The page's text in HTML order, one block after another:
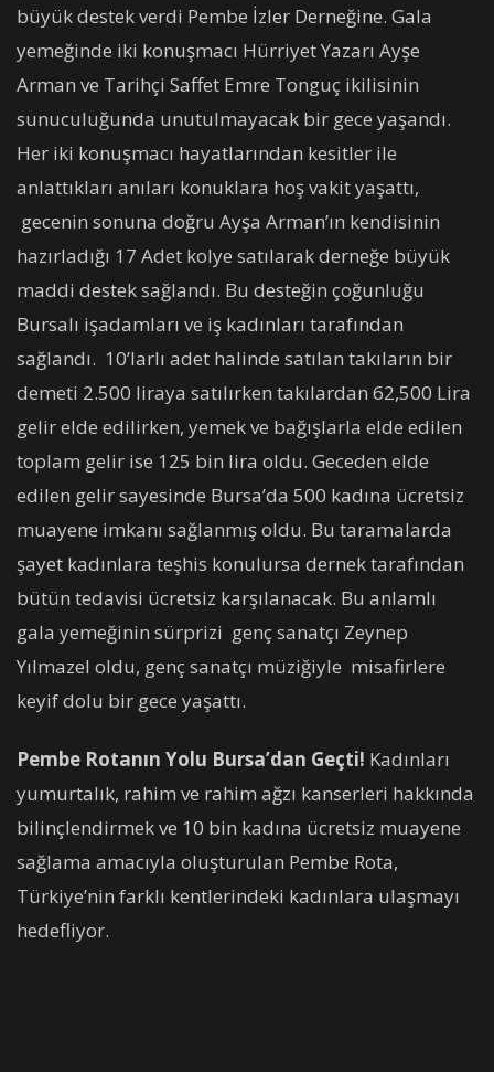
büyük destek verdi Pembe İzler Derneğine. Gala
yemeğinde iki konuşmacı Hürriyet Yazarı Ayşe
Arman ve Tarihçi Saffet Emre Tonguç ikilisinin
sunuculuğunda unutulmayacak bir gece yaşandı.
Her iki konuşmacı hayatlarından kesitler ile
anlattıkları anıları konuklara hoş vakit yaşattı,
gecenin sonuna doğru Ayşa Arman’ın kendisinin
hazırladığı 17 Adet kolye satılarak derneğe büyük
maddi destek sağlandı. Bu desteğin çoğunluğu
Bursalı işadamları ve iş kadınları tarafından
sağlandı. 10’larlı adet halinde satılan takıların bir
demeti 2.500 liraya satılırken takılardan 62,500 Lira
gelir elde edilirken, yemek ve bağışlarla elde edilen
toplam gelir ise 125 bin lira oldu. Geceden elde
edilen gelir sayesinde Bursa’da 500 kadına ücretsiz
muayene imkanı sağlanmış oldu. Bu taramalarda
şayet kadınlara teşhis konulursa dernek tarafından
bütün tedavisi ücretsiz karşılanacak. Bu anlamlı
gala yemeğinin sürprizi genç sanatçı Zeynep
Yılmazel oldu, genç sanatçı müziğiyle misafirlere
keyif dolu bir gece yaşattı.
Pembe Rotanın Yolu Bursa’dan Geçti! Kadınları
yumurtalık, rahim ve rahim ağzı kanserleri hakkında
bilinçlendirmek ve 10 bin kadına ücretsiz muayene
sağlama amacıyla oluşturulan Pembe Rota,
Türkiye’nin farklı kentlerindeki kadınlara ulaşmayı
hedefliyor.